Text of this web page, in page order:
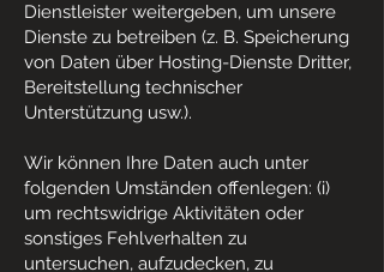
Dienstleister weitergeben, um unsere
Dienste zu betreiben (z. B. Speicherung
von Daten über Hosting-Dienste Dritter,
Bereitstellung technischer
Unterstützung usw.).
Wir können Ihre Daten auch unter
folgenden Umständen offenlegen: (i)
um rechtswidrige Aktivitäten oder
sonstiges Fehlverhalten zu
untersuchen, aufzudecken, zu